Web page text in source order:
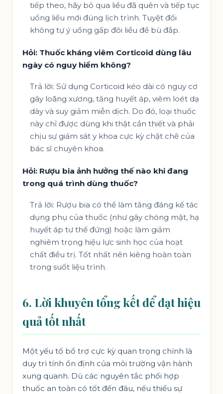
tiếp theo, hãy bỏ qua liều đã quên và tiếp tục
uống liều mới đúng lịch trình. Tuyệt đối
không tự ý uống gấp đôi liều để bù đắp.
Hỏi: Thuốc kháng viêm Corticoid dùng lâu
ngày có nguy hiểm không?
Trả lời: Sử dụng Corticoid kéo dài có nguy cơ
gây loãng xương, tăng huyết áp, viêm loét dạ
dày và suy giảm miễn dịch. Do đó, loại thuốc
này chỉ được dùng khi thật cần thiết và phải
chịu sự giám sát y khoa cực kỳ chặt chẽ của
bác sĩ chuyên khoa.
Hỏi: Rượu bia ảnh hưởng thế nào khi đang
trong quá trình dùng thuốc?
Trả lời: Rượu bia có thể làm tăng đáng kể tác
dụng phụ của thuốc (như gây chóng mặt, hạ
huyết áp tư thế đứng) hoặc làm giảm
nghiêm trọng hiệu lực sinh học của hoạt
chất điều trị. Tốt nhất nên kiêng hoàn toàn
trong suốt liệu trình.
6. Lời khuyên tổng kết để đạt hiệu
quả tốt nhất
Một yếu tố bổ trợ cực kỳ quan trọng chính là
duy trì tính ổn định của môi trường vận hành
xung quanh. Dù các nguyên tắc phối hợp
thuốc an toàn có tốt đến đâu, nếu thiếu sự